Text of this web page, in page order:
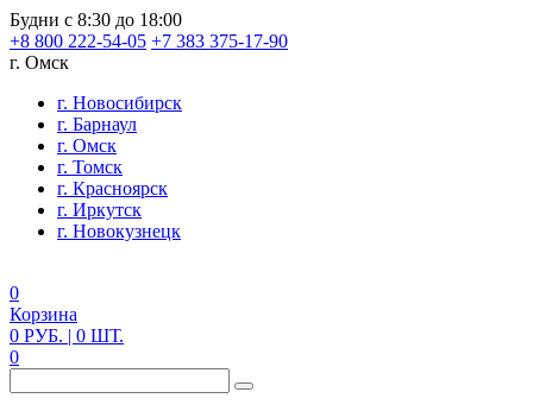
Будни с 8:30 до 18:00
+8 800 222-54-05 +7 383 375-17-90
г. Омск
г. Новосибирск
г. Барнаул
г. Омск
г. Томск
г. Красноярск
г. Иркутск
г. Новокузнецк
0
Корзина
0 РУБ. | 0 ШТ.
0